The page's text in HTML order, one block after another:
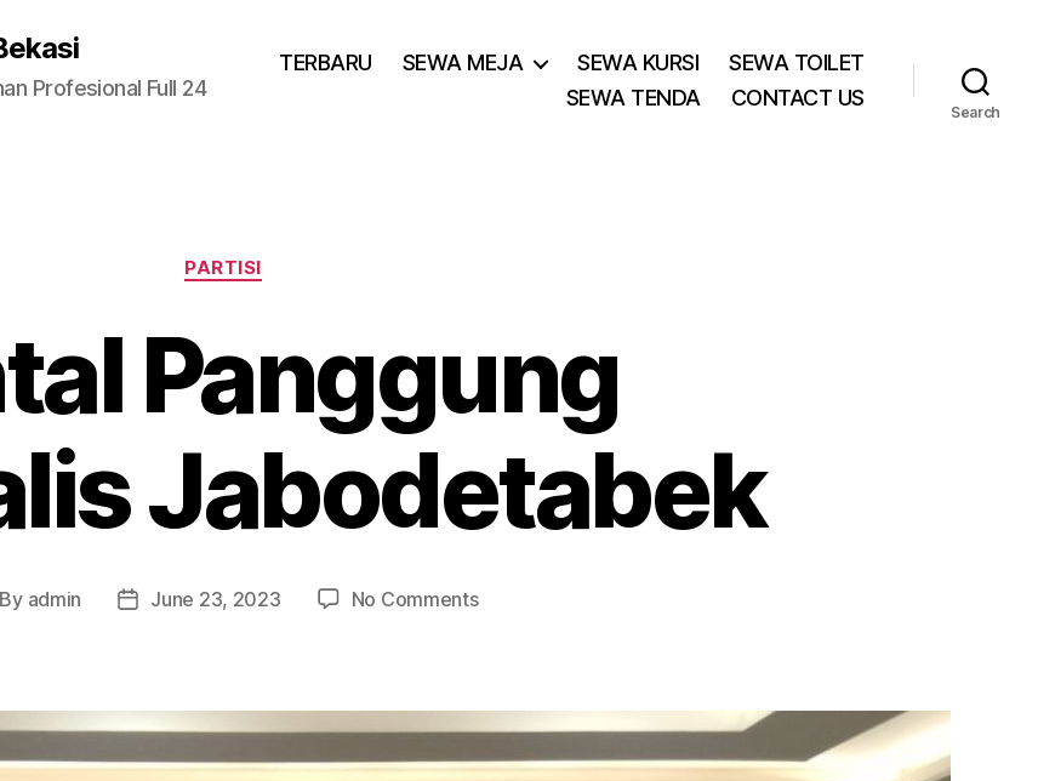
Profesional Full 24
TERBARU SEWA MEJA SEWA KURSI
SEWA TOILET
SEWA TENDA
CONTACT US
Search
Categories
PARTISI
Panggung
Jabodetabek
By admin
PostJune 23, 2023 No Commentson
Jabodetabek